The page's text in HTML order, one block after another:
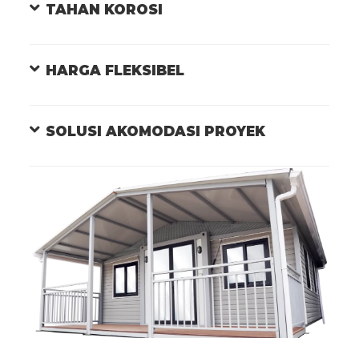
TAHAN KOROSI
HARGA FLEKSIBEL
SOLUSI AKOMODASI PROYEK